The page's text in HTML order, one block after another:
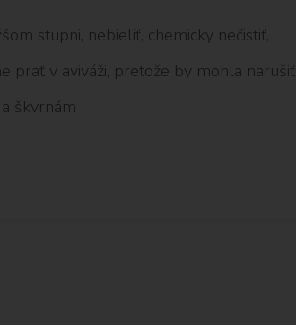
stupni, nebieliť, chemicky nečistiť,
prať v aviváži, pretože by mohla narušiť
škvrnám